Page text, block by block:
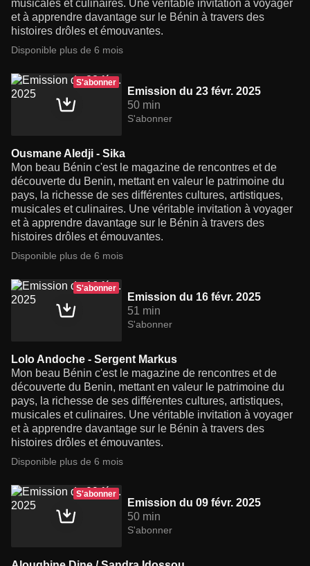
musicales et culinaires. Une véritable invitation à voyager
et à apprendre davantage sur le Bénin à travers des
histoires drôles et émouvantes.
Disponible plus de 6 mois
S'abonner
Emission du 23 févr. 2025
50 min
S'abonner
Ousmane Aledji - Sika
Mon beau Bénin c'est le magazine de rencontres et de
découverte du Benin, mettant en valeur le patrimoine du
pays, la richesse de ses différentes cultures, artistiques,
musicales et culinaires. Une véritable invitation à voyager
et à apprendre davantage sur le Bénin à travers des
histoires drôles et émouvantes.
Disponible plus de 6 mois
S'abonner
Emission du 16 févr. 2025
51 min
S'abonner
Lolo Andoche - Sergent Markus
Mon beau Bénin c'est le magazine de rencontres et de
découverte du Benin, mettant en valeur le patrimoine du
pays, la richesse de ses différentes cultures, artistiques,
musicales et culinaires. Une véritable invitation à voyager
et à apprendre davantage sur le Bénin à travers des
histoires drôles et émouvantes.
Disponible plus de 6 mois
S'abonner
Emission du 09 févr. 2025
50 min
S'abonner